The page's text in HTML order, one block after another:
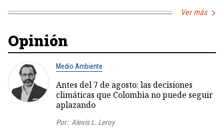
Ver más
Opinión
Medio Ambiente
Antes del 7 de agosto: las decisiones
climáticas que Colombia no puede seguir
aplazando
Por: Alexis L. Leroy